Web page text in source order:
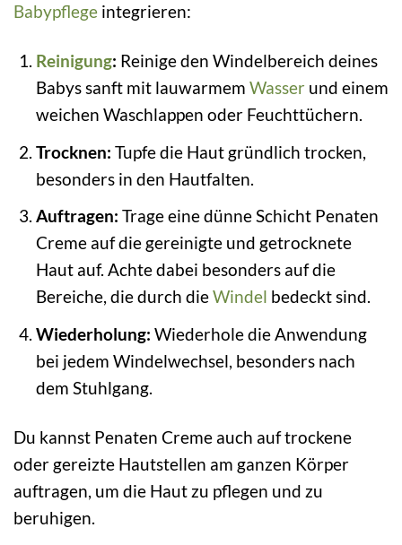
Babypflege integrieren:
Reinigung: Reinige den Windelbereich deines
Babys sanft mit lauwarmem Wasser und einem
weichen Waschlappen oder Feuchttüchern.
Trocknen: Tupfe die Haut gründlich trocken,
besonders in den Hautfalten.
Auftragen: Trage eine dünne Schicht Penaten
Creme auf die gereinigte und getrocknete
Haut auf. Achte dabei besonders auf die
Bereiche, die durch dieWindel bedeckt sind.
Wiederholung: Wiederhole die Anwendung
bei jedem Windelwechsel, besonders nach
dem Stuhlgang.
Du kannst Penaten Creme auch auf trockene
oder gereizte Hautstellen am ganzen Körper
auftragen, um die Haut zu pflegen und zu
beruhigen.